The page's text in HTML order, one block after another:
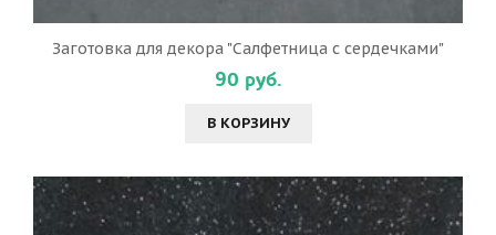
Заготовка для декора "Салфетница с сердечками"
90 руб.
В КОРЗИНУ